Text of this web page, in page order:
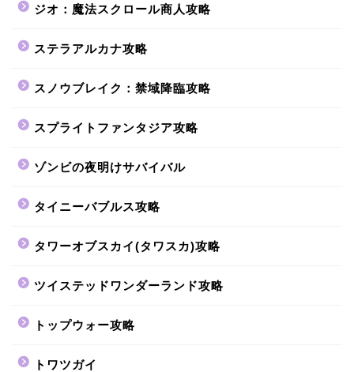
ジオ：魔法スクロール商人攻略
ステラアルカナ攻略
スノウブレイク：禁域降臨攻略
スプライトファンタジア攻略
ゾンビの夜明けサバイバル
タイニーバブルス攻略
タワーオブスカイ(タワスカ)攻略
ツイステッドワンダーランド攻略
トップウォー攻略
トワツガイ